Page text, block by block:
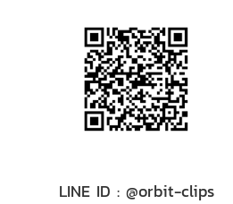
​LINE ID : @orbit-clips